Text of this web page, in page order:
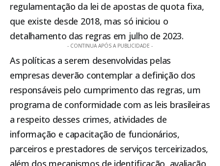
regulamentação da lei de apostas de quota fixa,
que existe desde 2018, mas só iniciou o
detalhamento das regras em julho de 2023.
- CONTINUA APÓS A PUBLICIDADE -
As políticas a serem desenvolvidas pelas
empresas deverão contemplar a definição dos
responsáveis pelo cumprimento das regras, um
programa de conformidade com as leis brasileiras
a respeito desses crimes, atividades de
informação e capacitação de funcionários,
parceiros e prestadores de serviços terceirizados,
além dos mecanismos de identificação, avaliação,